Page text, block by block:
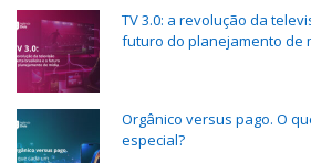
TV 3.0: a revolução da
futuro do planejamento de
Orgânico versus pago. O
especial?